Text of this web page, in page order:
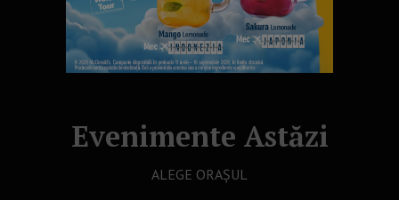
Evenimente Astăzi
ALEGE ORAȘUL